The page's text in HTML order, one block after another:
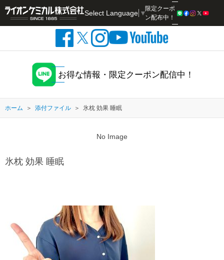
Select Language ▼
限定クーポ
ン配布中！
お得な情報・限定クーポン配信中！
ホーム 添付ファイル 氷枕 効果 睡眠
No Image
氷枕 効果 睡眠
検索